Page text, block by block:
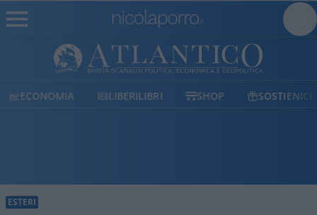
ECONOMIA LIBERILIBRI SHOP SOSTIENICI
ESTERI